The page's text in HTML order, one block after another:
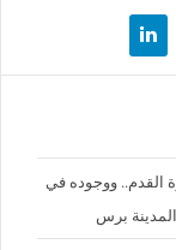
القدم.. ووجوده في
برس